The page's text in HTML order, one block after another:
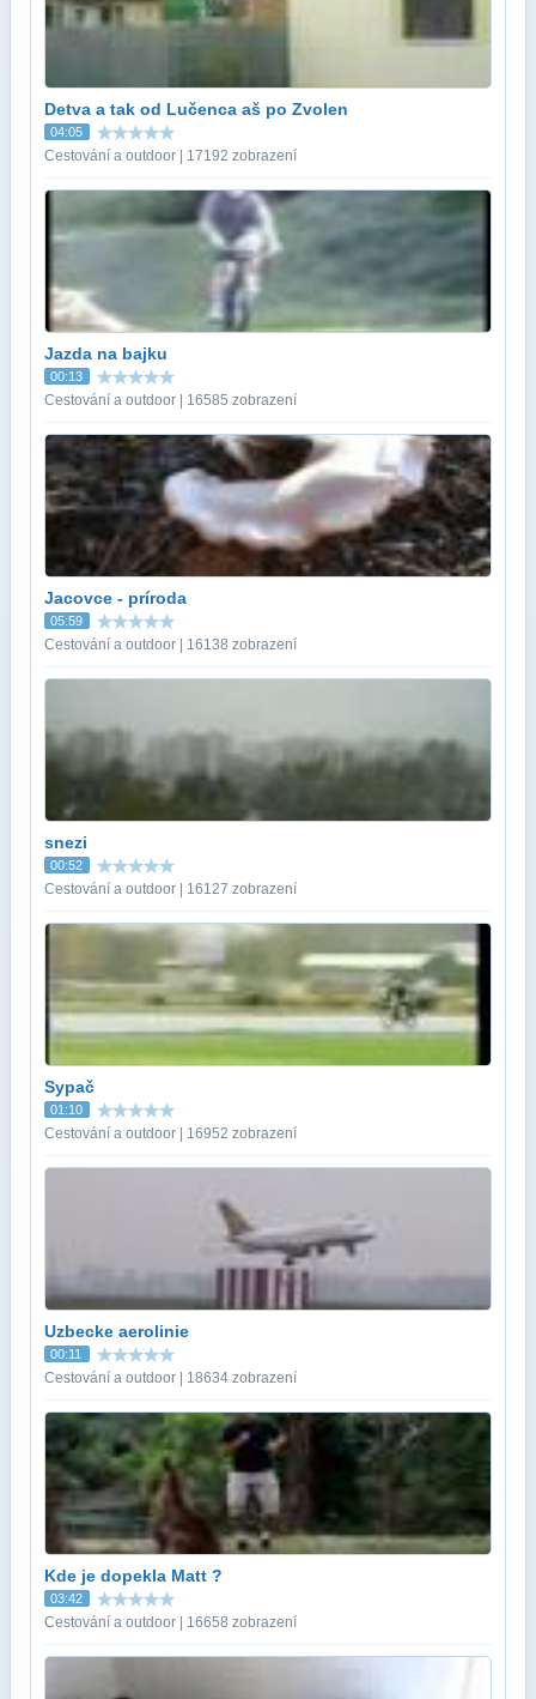
Detva a tak od Lučenca aš po Zvolen
04:05
Cestování a outdoor | 17192 zobrazení
Jazda na bajku
00:13
Cestování a outdoor | 16585 zobrazení
Jacovce - príroda
05:59
Cestování a outdoor | 16138 zobrazení
snezi
00:52
Cestování a outdoor | 16127 zobrazení
Sypač
01:10
Cestování a outdoor | 16952 zobrazení
Uzbecke aerolinie
00:11
Cestování a outdoor | 18634 zobrazení
Kde je dopekla Matt ?
03:42
Cestování a outdoor | 16658 zobrazení